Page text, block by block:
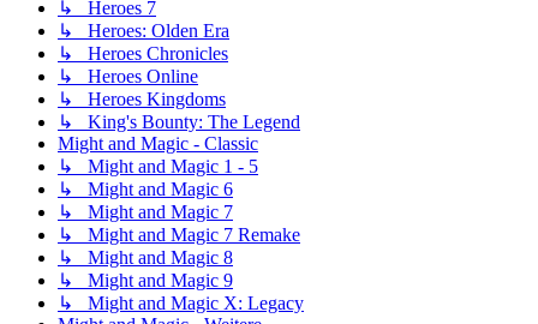
↳ Heroes 7
↳ Heroes: Olden Era
↳ Heroes Chronicles
↳ Heroes Online
↳ Heroes Kingdoms
↳ King's Bounty: The Legend
Might and Magic - Classic
↳ Might and Magic 1 - 5
↳ Might and Magic 6
↳ Might and Magic 7
↳ Might and Magic 7 Remake
↳ Might and Magic 8
↳ Might and Magic 9
↳ Might and Magic X: Legacy